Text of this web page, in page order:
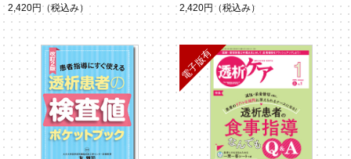
2,420円 （税込み） 2,420円 （税込み）